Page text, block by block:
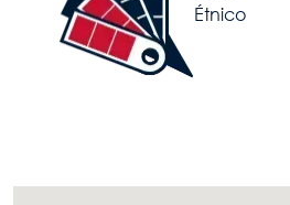
Étnico